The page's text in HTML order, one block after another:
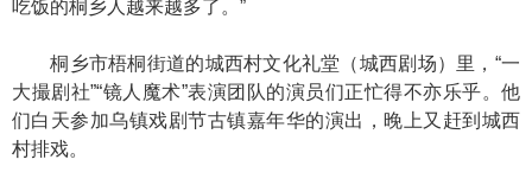
吃饭的桐乡人越来越多了。”
桐乡市梧桐街道的城西村文化礼堂（城西剧场）里，“一
大撮剧社”“镜人魔术”表演团队的演员们正忙得不亦乐乎。他
们白天参加乌镇戏剧节古镇嘉年华的演出，晚上又赶到城西
村排戏。